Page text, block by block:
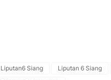
Liputan6 Siang Liputan 6 Siang